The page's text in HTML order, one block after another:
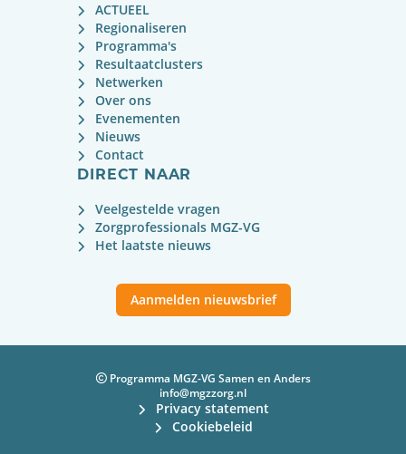
ACTUEEL
Regionaliseren
Programma's
Resultaatclusters
Netwerken
Over ons
Evenementen
Nieuws
Contact
DIRECT NAAR
Veelgestelde vragen
Zorgprofessionals MGZ-VG
Het laatste nieuws
Aanmelden nieuwsbrief
Programma MGZ-VG Samen en Anders
info@mgzzorg.nl
Privacy statement
Cookiebeleid